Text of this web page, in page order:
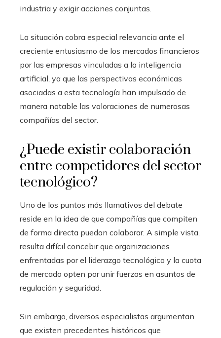
industria y exigir acciones conjuntas.
La situación cobra especial relevancia ante el
creciente entusiasmo de los mercados financieros
por las empresas vinculadas a la inteligencia
artificial, ya que las perspectivas económicas
asociadas a esta tecnología han impulsado de
manera notable las valoraciones de numerosas
compañías del sector.
¿Puede existir colaboración
entre competidores del sector
tecnológico?
Uno de los puntos más llamativos del debate
reside en la idea de que compañías que compiten
de forma directa puedan colaborar. A simple vista,
resulta difícil concebir que organizaciones
enfrentadas por el liderazgo tecnológico y la cuota
de mercado opten por unir fuerzas en asuntos de
regulación y seguridad.
Sin embargo, diversos especialistas argumentan
que existen precedentes históricos que